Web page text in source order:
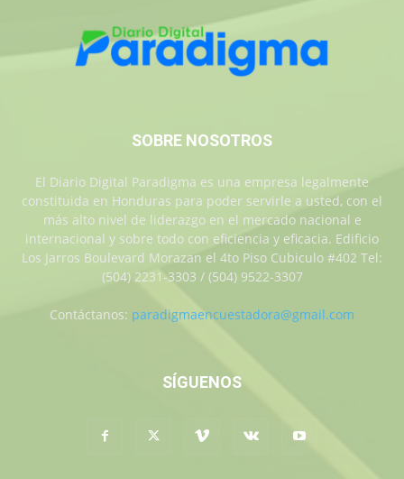
SOBRE NOSOTROS
El Diario Digital Paradigma es una empresa legalmente
constituida en Honduras para poder servirle a usted, con el
más alto nivel de liderazgo en el mercado nacional e
internacional y sobre todo con eficiencia y eficacia. Edificio
Los Jarros Boulevard Morazan el 4to Piso Cubiculo #402 Tel:
(504) 2231-3303 / (504) 9522-3307
Contáctanos: paradigmaencuestadora@gmail.com
SÍGUENOS